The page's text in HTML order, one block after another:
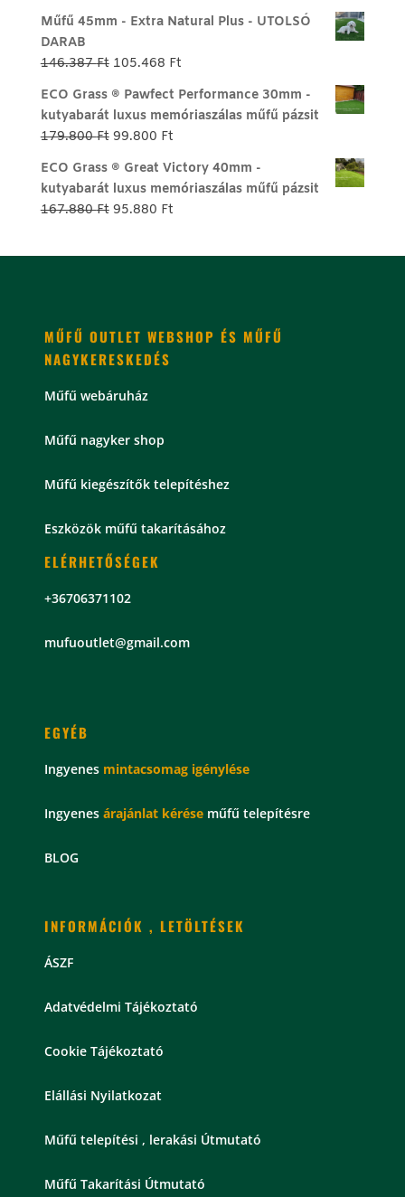
-
Műfű 45mm - Extra Natural Plus - UTOLSÓ
DARAB
146.387Ft Original
was:
146.387 Ft.
105.468 FtCurrent
is:
105.468 Ft.
ECO Grass ® Pawfect Performance 30mm -
kutyabarát luxus memóriaszálas műfű pázsit
179.800Ft Original
was:
179.800 Ft.
99.800 FtCurrent
is:
99.800 Ft.
ECO Grass ® Great Victory 40mm -
kutyabarát luxus memóriaszálas műfű pázsit
167.880Ft Original
95.880 FtCurrent
MŰFŰ OUTLET WEBSHOP ÉS MŰFŰ
NAGYKERESKEDÉS
Műfű webáruház
Műfű nagyker shop
Műfű kiegészítők telepítéshez
Eszközök műfű takarításához
ELÉRHETŐSÉGEK
+36706371102
mufuoutlet@gmail.com
EGYÉB
Ingyenes mintacsomag igénylése
Ingyenes árajánlat kérése műfű telepítésre
BLOG
INFORMÁCIÓK , LETÖLTÉSEK
ÁSZF
Adatvédelmi Tájékoztató
Cookie Tájékoztató
Elállási Nyilatkozat
Műfű telepítési , lerakási Útmutató
Műfű Takarítási Útmutató